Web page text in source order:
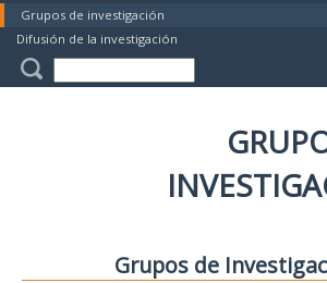
Grupos de investigación
Difusión de la investigación
Grupos de